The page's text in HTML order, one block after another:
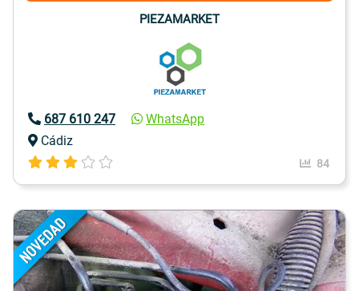
PIEZAMARKET
687 610 247
WhatsApp
Cádiz
84